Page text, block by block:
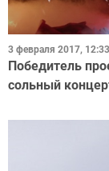
3 февраля 2017, 12:33
Победитель
сольный